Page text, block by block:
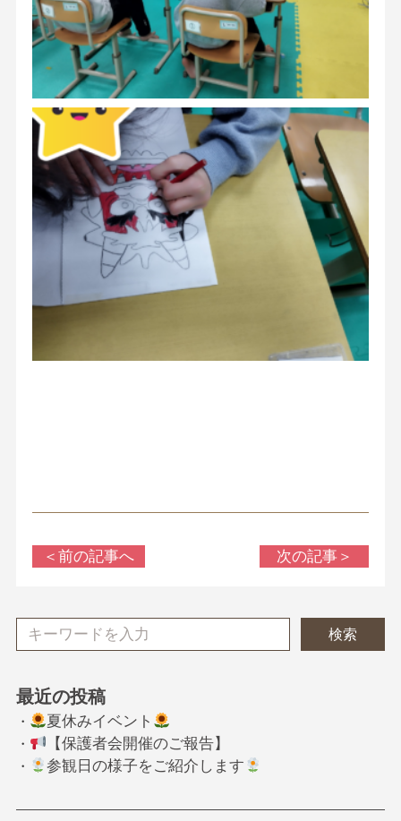
＜前の記事へ 次の記事＞
検索
最近の投稿
・ 夏休みイベント
・ 【保護者会開催のご報告】
・ 参観日の様子をご紹介します